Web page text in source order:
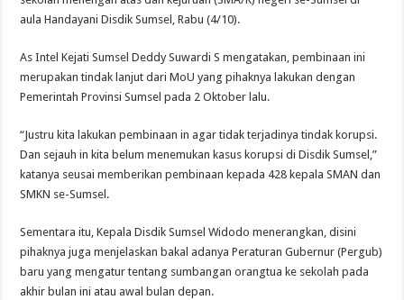
aula Handayani Disdik Sumsel, Rabu (4/10).
As Intel Kejati Sumsel Deddy Suwardi S mengatakan, pembinaan ini
merupakan tindak lanjut dari MoU yang pihaknya lakukan dengan
Pemerintah Provinsi Sumsel pada 2 Oktober lalu.
“Justru kita lakukan pembinaan in agar tidak terjadinya tindak korupsi.
Dan sejauh in kita belum menemukan kasus korupsi di Disdik Sumsel,”
katanya seusai memberikan pembinaan kepada 428 kepala SMAN dan
SMKN se-Sumsel.
Sementara itu, Kepala Disdik Sumsel Widodo menerangkan, disini
pihaknya juga menjelaskan bakal adanya Peraturan Gubernur (Pergub)
baru yang mengatur tentang sumbangan orangtua ke sekolah pada
akhir bulan ini atau awal bulan depan.